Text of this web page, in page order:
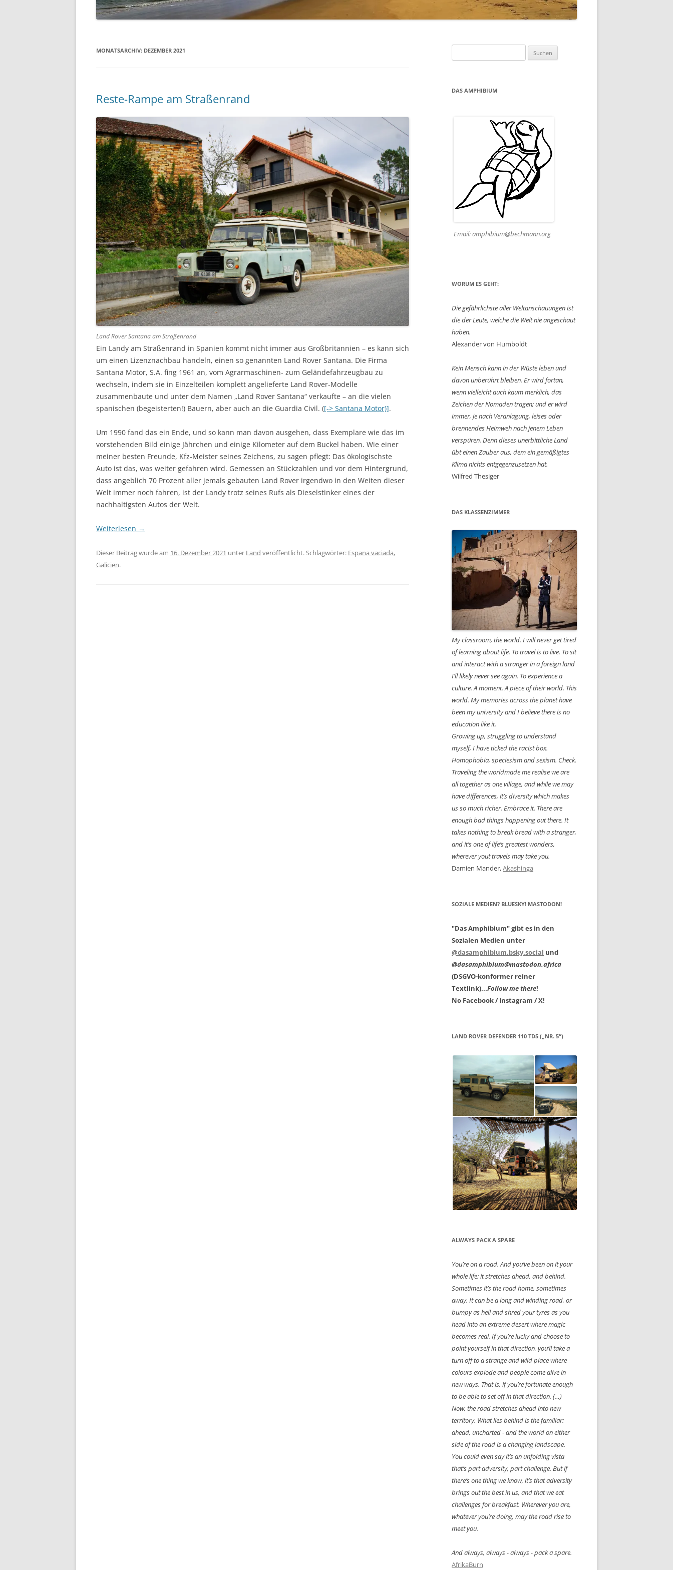
PFLANZENBASIERTES
MONATSARCHIV: DEZEMBER 2021
Reste-Rampe am Straßenrand
Land Rover Santana am Straßenrand
Ein Landy am Straßenrand in Spanien kommt nicht immer aus Großbritannien – es kann sich
um einen Lizenznachbau handeln, einen so genannten Land Rover Santana. Die Firma
Santana Motor, S.A. fing 1961 an, vom Agrarmaschinen- zum Geländefahrzeugbau zu
wechseln, indem sie in Einzelteilen komplett angelieferte Land Rover-Modelle
zusammenbaute und unter dem Namen „Land Rover Santana“ verkaufte – an die vielen
spanischen (begeisterten!) Bauern, aber auch an die Guardia Civil. ([-> Santana Motor)].
Um 1990 fand das ein Ende, und so kann man davon ausgehen, dass Exemplare wie das im
vorstehenden Bild einige Jährchen und einige Kilometer auf dem Buckel haben. Wie einer
meiner besten Freunde, Kfz-Meister seines Zeichens, zu sagen pflegt: Das ökologischste
Auto ist das, was weiter gefahren wird. Gemessen an Stückzahlen und vor dem Hintergrund,
dass angeblich 70 Prozent aller jemals gebauten Land Rover irgendwo in den Weiten dieser
Welt immer noch fahren, ist der Landy trotz seines Rufs als Dieselstinker eines der
nachhaltigsten Autos der Welt.
Weiterlesen →
Dieser Beitrag wurde am 16. Dezember 2021 unter Land veröffentlicht. Schlagwörter: Espana vaciada,
Galicien.
nach:
DAS AMPHIBIUM
Email: amphibium@bechmann.org
WORUM ES GEHT:
Die gefährlichste aller Weltanschauungen ist
die der Leute, welche die Welt nie angeschaut
haben.
Alexander von Humboldt
Kein Mensch kann in der Wüste leben und
davon unberührt bleiben. Er wird fortan,
wenn vielleicht auch kaum merklich, das
Zeichen der Nomaden tragen; und er wird
immer, je nach Veranlagung, leises oder
brennendes Heimweh nach jenem Leben
verspüren. Denn dieses unerbittliche Land
übt einen Zauber aus, dem ein gemäßigtes
Klima nichts entgegenzusetzen hat.
Wilfred Thesiger
DAS KLASSENZIMMER
My classroom, the world. I will never get tired
of learning about life. To travel is to live. To sit
and interact with a stranger in a foreign land
I’ll likely never see again. To experience a
culture. A moment. A piece of their world. This
world. My memories across the planet have
been my university and I believe there is no
education like it.
Growing up, struggling to understand
myself, I have ticked the racist box.
Homophobia, speciesism and sexism. Check.
Traveling the worldmade me realise we are
all together as one village, and while we may
have differences, it’s diversity which makes
us so much richer. Embrace it. There are
enough bad things happening out there. It
takes nothing to break bread with a stranger,
and it’s one of life’s greatest wonders,
wherever yout travels may take you.
Damien Mander,Akashinga
SOZIALE MEDIEN? BLUESKY! MASTODON!
"Das Amphibium" gibt es in den
Sozialen Medien unter
@dasamphibium.bsky.social und
@dasamphibium@mastodon.africa
(DSGVO-konformer reiner
Textlink)...Follow me there!
No Facebook / Instagram / X!
LAND ROVER DEFENDER 110 TD5 („NR. 5“)
ALWAYS PACK A SPARE
You’re on a road. And you’ve been on it your
whole life: it stretches ahead, and behind.
Sometimes it’s the road home, sometimes
away. It can be a long and winding road, or
bumpy as hell and shred your tyres as you
head into an extreme desert where magic
becomes real. If you’re lucky and choose to
point yourself in that direction, you’ll take a
turn off to a strange and wild place where
colours explode and people come alive in
new ways. That is, if you’re fortunate enough
to be able to set off in that direction. (…)
Now, the road stretches ahead into new
territory. What lies behind is the familiar:
ahead, uncharted - and the world on either
side of the road is a changing landscape.
You could even say it’s an unfolding vista
that’s part adversity, part challenge. But if
there’s one thing we know, it’s that adversity
brings out the best in us, and that we eat
challenges for breakfast. Wherever you are,
whatever you’re doing, may the road rise to
meet you.
And always, always - always - pack a spare.
AfrikaBurn